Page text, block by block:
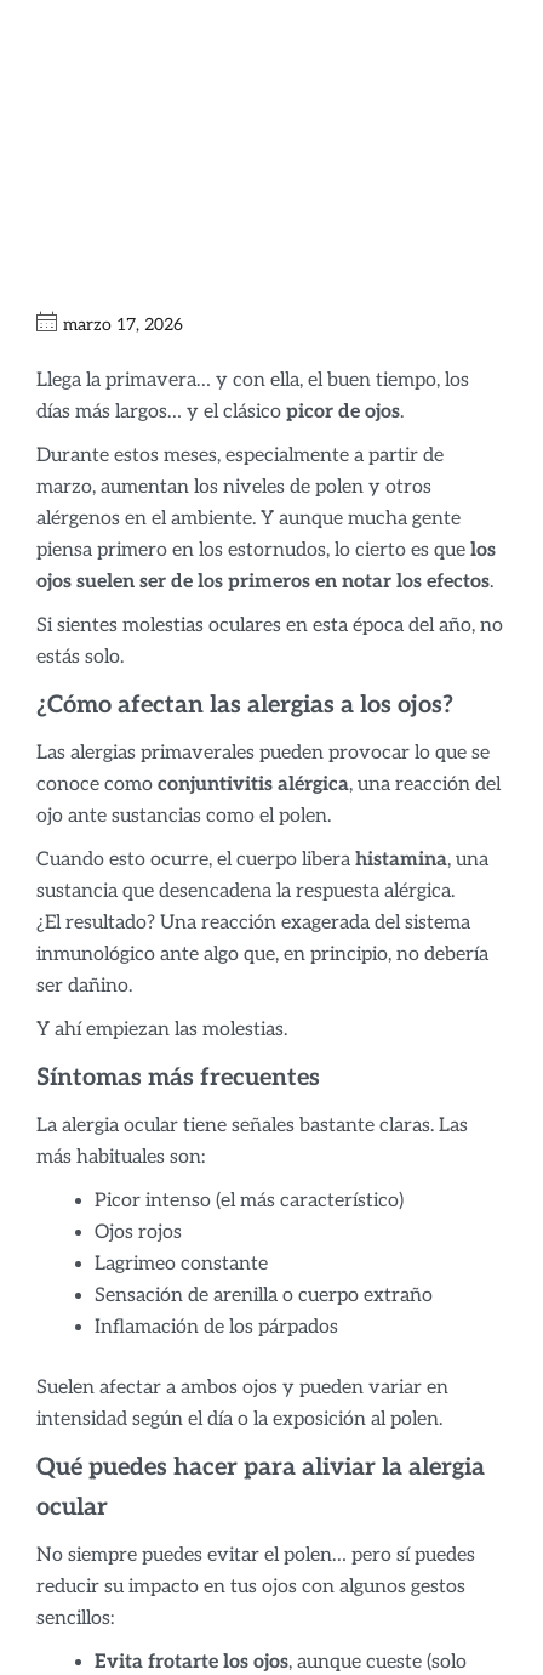
marzo 17, 2026
Llega la primavera… y con ella, el buen tiempo, los
días más largos… y el clásico picor de ojos.
Durante estos meses, especialmente a partir de
marzo, aumentan los niveles de polen y otros
alérgenos en el ambiente. Y aunque mucha gente
piensa primero en los estornudos, lo cierto es que los
ojos suelen ser de los primeros en notar los efectos.
Si sientes molestias oculares en esta época del año, no
estás solo.
¿Cómo afectan las alergias a los ojos?
Las alergias primaverales pueden provocar lo que se
conoce como conjuntivitis alérgica, una reacción del
ojo ante sustancias como el polen.
Cuando esto ocurre, el cuerpo libera histamina, una
sustancia que desencadena la respuesta alérgica.
¿El resultado? Una reacción exagerada del sistema
inmunológico ante algo que, en principio, no debería
ser dañino.
Y ahí empiezan las molestias.
Síntomas más frecuentes
La alergia ocular tiene señales bastante claras. Las
más habituales son:
Picor intenso (el más característico)
Ojos rojos
Lagrimeo constante
Sensación de arenilla o cuerpo extraño
Inflamación de los párpados
Suelen afectar a ambos ojos y pueden variar en
intensidad según el día o la exposición al polen.
Qué puedes hacer para aliviar la alergia
ocular
No siempre puedes evitar el polen… pero sí puedes
reducir su impacto en tus ojos con algunos gestos
sencillos:
Evita frotarte los ojos, aunque cueste (solo